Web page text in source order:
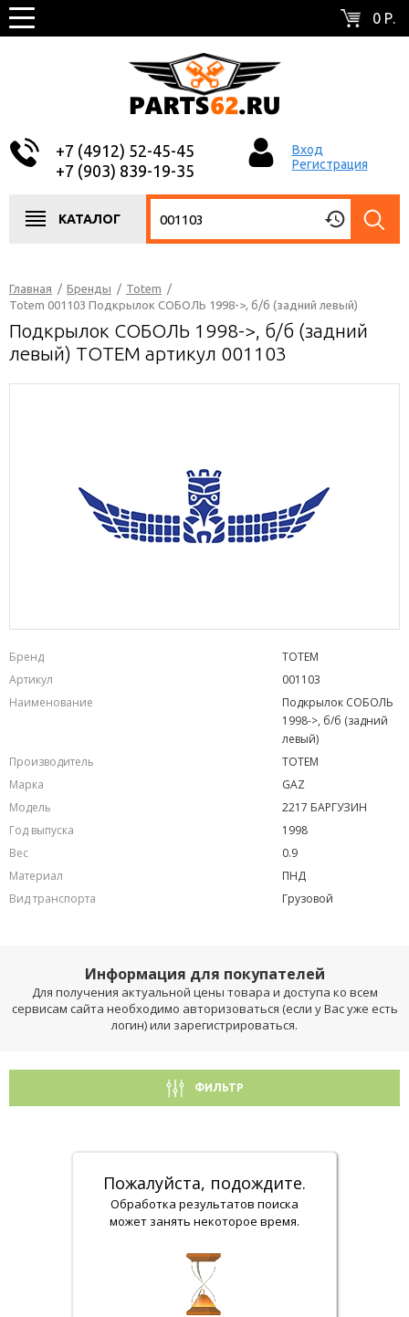
0 Р.
+7 (4912) 52-45-45
+7 (903) 839-19-35
Вход
Регистрация
КАТАЛОГ
Главная / Бренды / Totem /
Totem 001103 Подкрылок СОБОЛЬ 1998->, б/б (задний левый)
Подкрылок СОБОЛЬ 1998->, б/б (задний
левый) TOTEM артикул 001103
Бренд
TOTEM
Артикул
001103
Наименование
Подкрылок СОБОЛЬ
1998->, б/б (задний
левый)
Производитель
TOTEM
Марка
GAZ
Модель
2217 БАРГУЗИН
Год выпуска
1998
Вес
0.9
Материал
ПНД
Вид транспорта
Грузовой
Информация для покупателей
Для получения актуальной цены товара и доступа ко всем
сервисам сайта необходимо авторизоваться (если у Вас уже есть
логин) или зарегистрироваться.
ФИЛЬТР
Пожалуйста, подождите.
Обработка результатов поиска
может занять некоторое время.